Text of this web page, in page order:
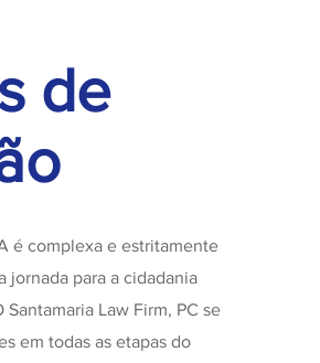
de
é complexa e estritamente
jornada para a cidadania
Law Firm, PC se
em todas as etapas do